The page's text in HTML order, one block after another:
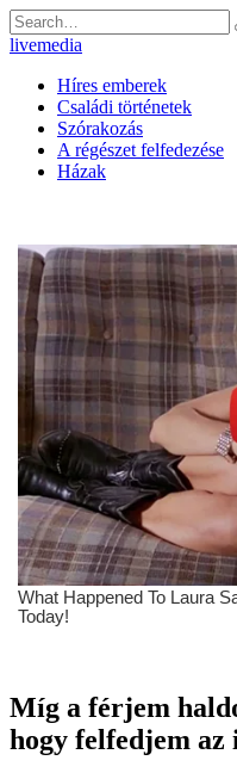
Skip
to
Search
for:
livemedia
Híres emberek
Családi történetek
Szórakozás
A régészet felfedezése
Házak
Míg a férjem
hogy felfedjem az